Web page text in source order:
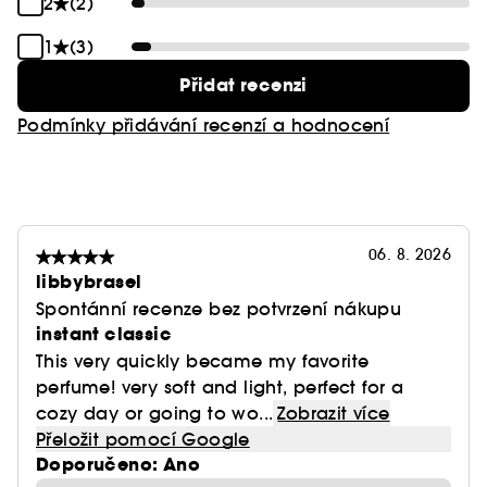
1
(3)
Přidat recenzi
Podmínky přidávání recenzí a hodnocení
06. 8. 2026
libbybrasel
Spontánní recenze bez potvrzení nákupu
instant classic
This very quickly became my favorite
perfume! very soft and light, perfect for a
cozy day or going to wo... Zobrazit více
Přeložit pomocí Google
Doporučeno: Ano